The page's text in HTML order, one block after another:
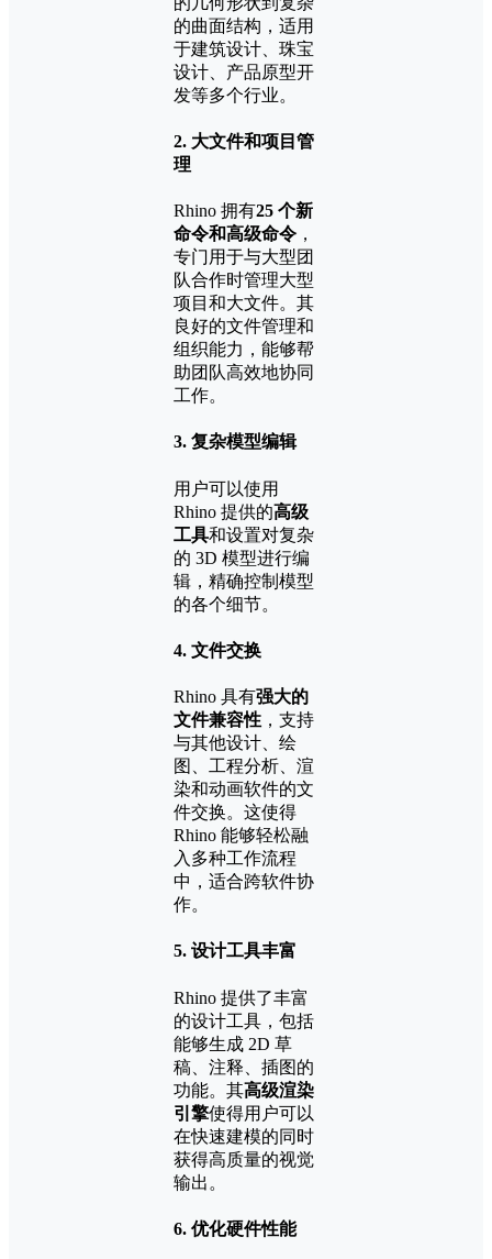
的曲面结构，适用
于建筑设计、珠宝
设计、产品原型开
发等多个行业。
2. 大文件和项目管
理
Rhino 拥有25 个新
命令和高级命令 ，
专门用于与大型团
队合作时管理大型
项目和大文件。其
良好的文件管理和
组织能力，能够帮
助团队高效地协同
工作。
3. 复杂模型编辑
用户可以使用
Rhino 提供的高级
工具和设置对复杂
的 3D 模型进行编
辑，精确控制模型
的各个细节。
4. 文件交换
Rhino 具有强大的
文件兼容性 ，支持
与其他设计、绘
图、工程分析、渲
染和动画软件的文
件交换。这使得
Rhino 能够轻松融
入多种工作流程
中，适合跨软件协
作。
5. 设计工具丰富
Rhino 提供了丰富
的设计工具，包括
能够生成 2D 草
稿、注释、插图的
功能。其高级渲染
引擎使得用户可以
在快速建模的同时
获得高质量的视觉
输出。
6. 优化硬件性能